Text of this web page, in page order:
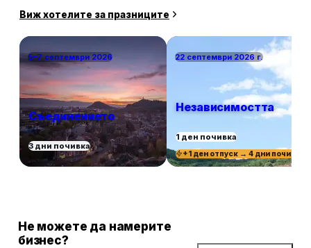
Виж хотелите за празниците
5–7 септември 2026
Съединението
3 дни почивка
22 септември 2026 г.
Независимостта
1 ден почивка
+1 ден отпуск → 4 дни почивка
Не можете да намерите
бизнес?